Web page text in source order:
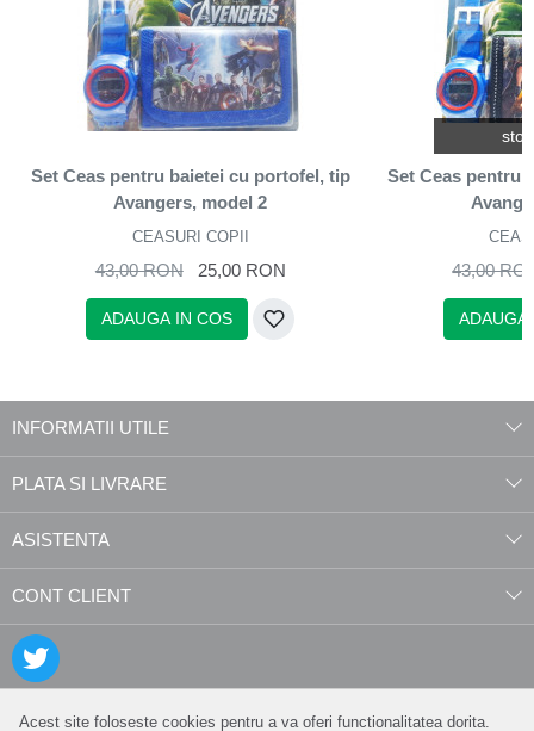
Acest site foloseste cookies pentru a va oferi functionalitatea dorita.
Set Ceas pentru baietei cu portofel, tip
Avangers, model 2
CEASURI COPII
43,00 RON 25,00 RON
ADAUGA IN COS
Set Ceas pentru
43,00
ADAUGA
INFORMATII UTILE
PLATA SI LIVRARE
ASISTENTA
CONT CLIENT